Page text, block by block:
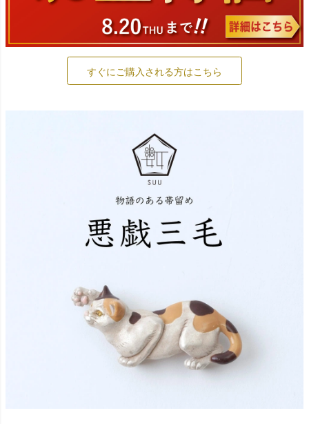
すぐにご購入される方はこちら